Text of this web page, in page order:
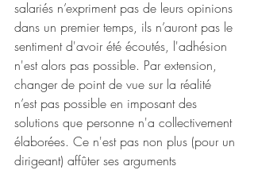
salariés n’expriment pas de leurs opinions
dans un premier temps, ils n’auront pas le
sentiment d'avoir été écoutés, l'adhésion
n'est alors pas possible. Par extension,
changer de point de vue sur la réalité
n’est pas possible en imposant des
solutions que personne n'a collectivement
élaborées. Ce n'est pas non plus (pour un
dirigeant) affûter ses arguments